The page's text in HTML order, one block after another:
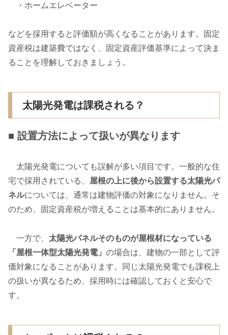
・ホームエレベーター
などを採用すると評価額が高くなることがあります。固定
資産税は建築費ではなく、固定資産評価基準によって決ま
ることを理解しておきましょう。
太陽光発電は課税される？
■ 設置方法によって扱いが異なります
太陽光発電についても誤解が多い項目です。一般的な住
宅で採用されている、 屋根の上に後から設置する太陽光パ
ネルについては、通常は建物評価の対象になりません。そ
のため、固定資産税が増えることは基本的にありません。
一方で、 太陽光パネルそのものが屋根材になっている
「屋根一体型太陽光発電」 の場合は、建物の一部として評
価対象になることがあります。同じ太陽光発電でも課税上
の扱いが異なるため、採用時には確認しておくと安心で
す。